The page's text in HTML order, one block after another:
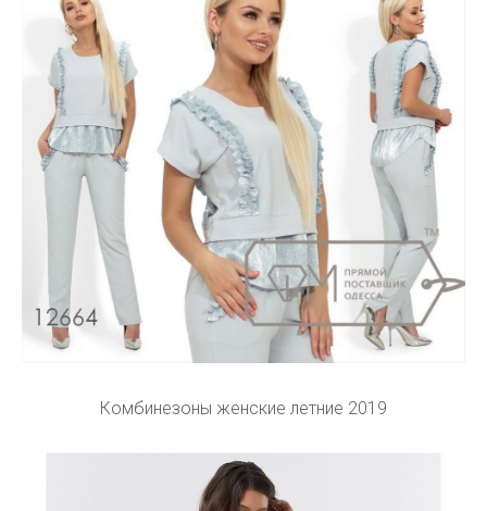
Комбинезоны женские летние 2019